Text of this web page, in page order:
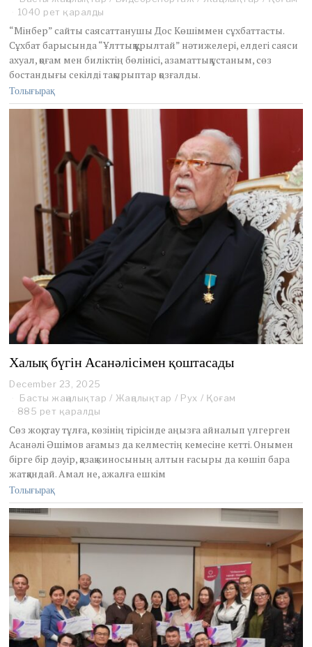
n
a
r
y
2
2
6
1040 рет қаралды
“Мінбер” сайты саясаттанушы Дос Көшіммен сұхбаттасты.
Сұхбат барысында “Ұлттық құрылтай” нәтижелері, елдегі саяси
ахуал, қоғам мен биліктің бөлінісі, азаматтық ұстаным, сөз
бостандығы секілді тақырыптар қозғалды.
Толығырақ
Халық бүгін Асанәлісімен қоштасады
December 23, 2025
e
m
b
e
r
,
2
0
2
Басты жаңалықтар / Жаңалықтар / Рух / Қоғам
885 рет қаралды
Сөз жоқ, тау тұлға, көзінің тірісінде аңызға айналып үлгерген
Асанәлі Әшімов ағамыз да келместің кемесіне кетті. Онымен
бірге бір дәуір, қазақ киносының алтын ғасыры да көшіп бара
жатқандай. Амал не, ажалға ешкім
Толығырақ